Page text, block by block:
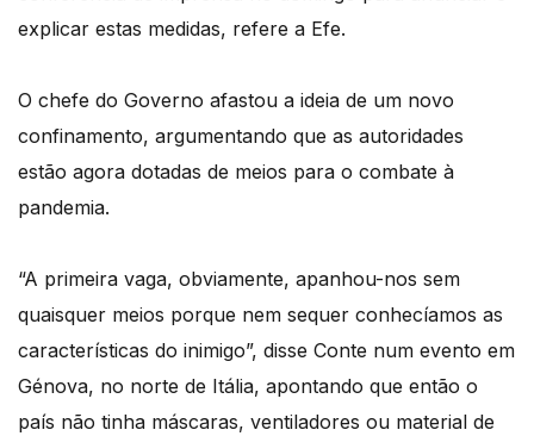
explicar estas medidas, refere a Efe.
O chefe do Governo afastou a ideia de um novo
confinamento, argumentando que as autoridades
estão agora dotadas de meios para o combate à
pandemia.
“A primeira vaga, obviamente, apanhou-nos sem
quaisquer meios porque nem sequer conhecíamos as
características do inimigo”, disse Conte num evento em
Génova, no norte de Itália, apontando que então o
país não tinha máscaras, ventiladores ou material de